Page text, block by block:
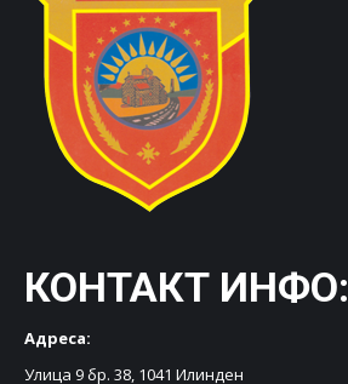
КОНТАКТ ИНФО:
Адреса:
Улица 9 бр. 38, 1041 Илинден